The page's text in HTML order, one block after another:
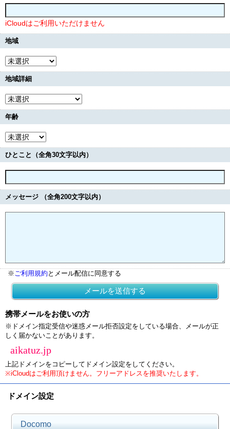
iCloudはご利用いただけません
地域
地域詳細
年齢
ひとこと（全角30文字以内）
メッセージ （全角200文字以内）
※ ご利用規約 とメール配信に同意する
メールを送信する
携帯メールをお使いの方
※ドメイン指定受信や迷惑メール拒否設定をしている場合、メールが正
しく届かないことがあります。
aikatuz.jp
上記ドメインをコピーしてドメイン設定をしてください。
※iCloudはご利用頂けません。フリーアドレスを推奨いたします。
ドメイン設定
Docomo